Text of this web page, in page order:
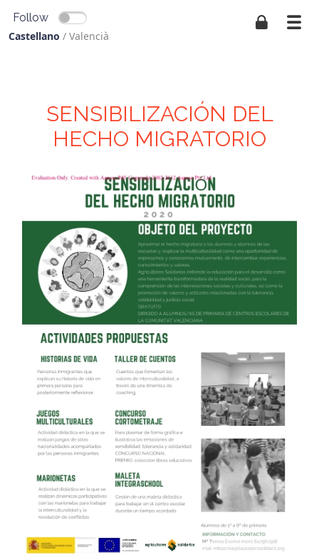
Follow
Castellano / Valencià
SENSIBILIZACIÓN DEL
HECHO MIGRATORIO